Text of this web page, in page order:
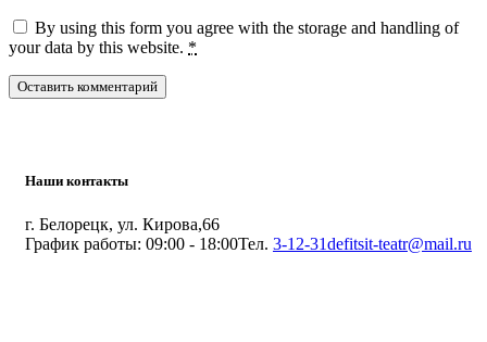
By using this form you agree with the storage and handling of
your data by this website. *
Наши контакты
г. Белорецк, ул. Кирова,66
График работы: 09:00 - 18:00Тел. 3-12-31defitsit-teatr@mail.ru